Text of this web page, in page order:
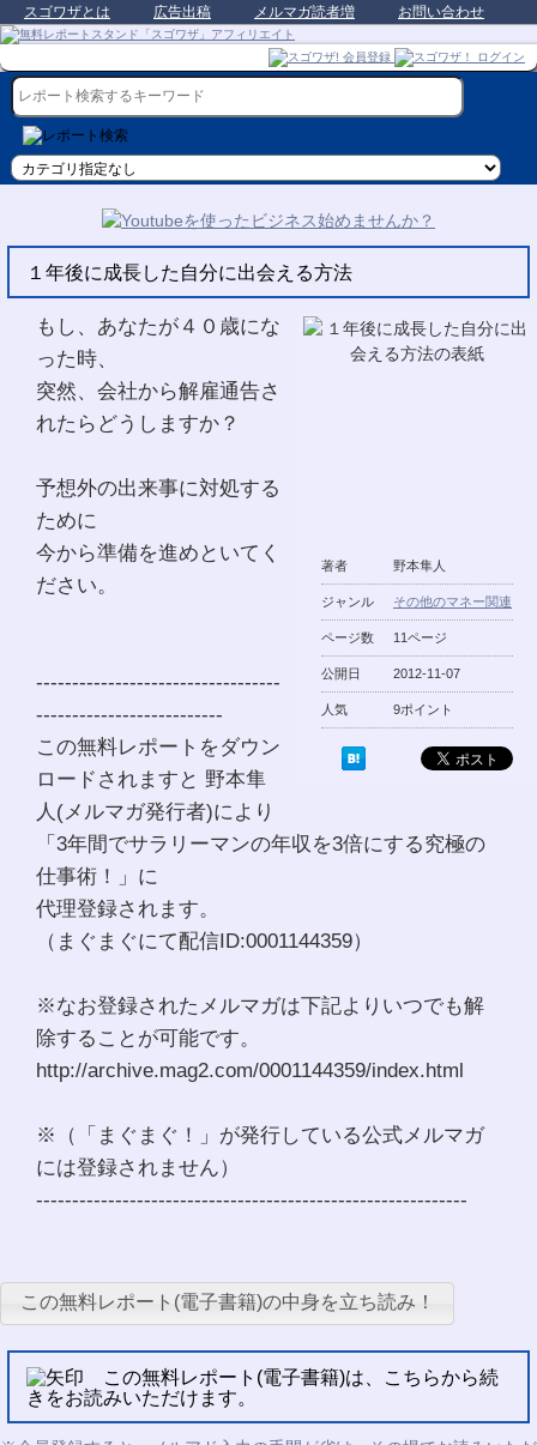
スゴワザとは 広告出稿 メルマガ読者増 お問い合わせ
１年後に成長した自分に出会える方法
著者 野本隼人
ジャンル その他のマネー関連
ページ数 11ページ
公開日 2012-11-07
人気 9ポイント
もし、あなたが４０歳にな
った時、
突然、会社から解雇通告さ
れたらどうしますか？
予想外の出来事に対処する
ために
今から準備を進めといてく
ださい。
----------------------------------
--------------------------
この無料レポートをダウン
ロードされますと 野本隼
人(メルマガ発行者)により
「3年間でサラリーマンの年収を3倍にする究極の
仕事術！」に
代理登録されます。
（まぐまぐにて配信ID:0001144359）
※なお登録されたメルマガは下記よりいつでも解
除することが可能です。
http://archive.mag2.com/0001144359/index.html
※（「まぐまぐ！」が発行している公式メルマガ
には登録されません）
------------------------------------------------------------
この無料レポート(電子書籍)の中身を立ち読み！
この無料レポート(電子書籍)は、こちらから続
きをお読みいただけます。